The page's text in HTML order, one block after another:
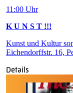
11:00 Uhr
K U N S T !!!
Kunst und Kultur
Eichendorffstr. 16,
Details